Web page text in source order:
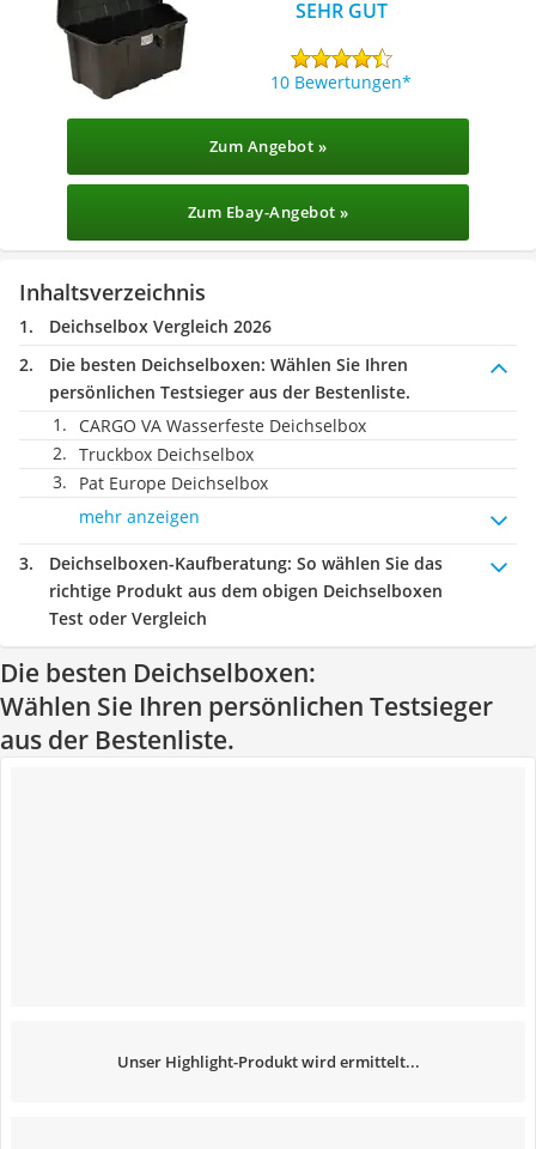
SEHR GUT
10 Bewertungen
Zum Angebot »
Zum Ebay-Angebot »
Inhaltsverzeichnis
Deichselbox Vergleich 2026
Die besten Deichselboxen: Wählen Sie Ihren
persönlichen Testsieger aus der Bestenliste.
CARGO VA Wasserfeste Deichselbox
Truckbox Deichselbox
Pat Europe Deichselbox
mehr anzeigen
Deichselboxen-Kaufberatung: So wählen Sie das
richtige Produkt aus dem obigen Deichselboxen
Test oder Vergleich
Die besten Deichselboxen:
Wählen Sie Ihren persönlichen Testsieger
aus der Bestenliste.
Unser Highlight-Produkt wird ermittelt...